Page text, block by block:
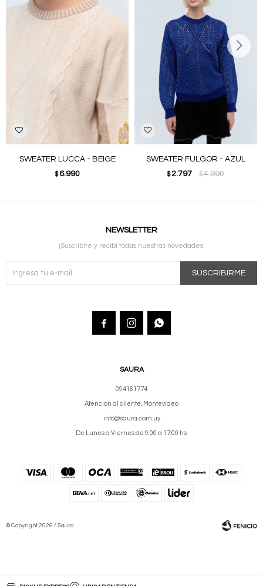
SWEATER LUCCA - BEIGE
$ 6.990
SWEATER FULGOR - AZUL
$2.797 $4.990
SAURA
094161774
Atención al cliente, Montevideo
info@saura.com.uy
De Lunes a Viernes de 9:00 a 17:00 hs.
NEWSLETTER
¡Suscribite y recibí todas nuestras novedades!
SUSCRIBIRME
  
© Copyright 2026 / Saura